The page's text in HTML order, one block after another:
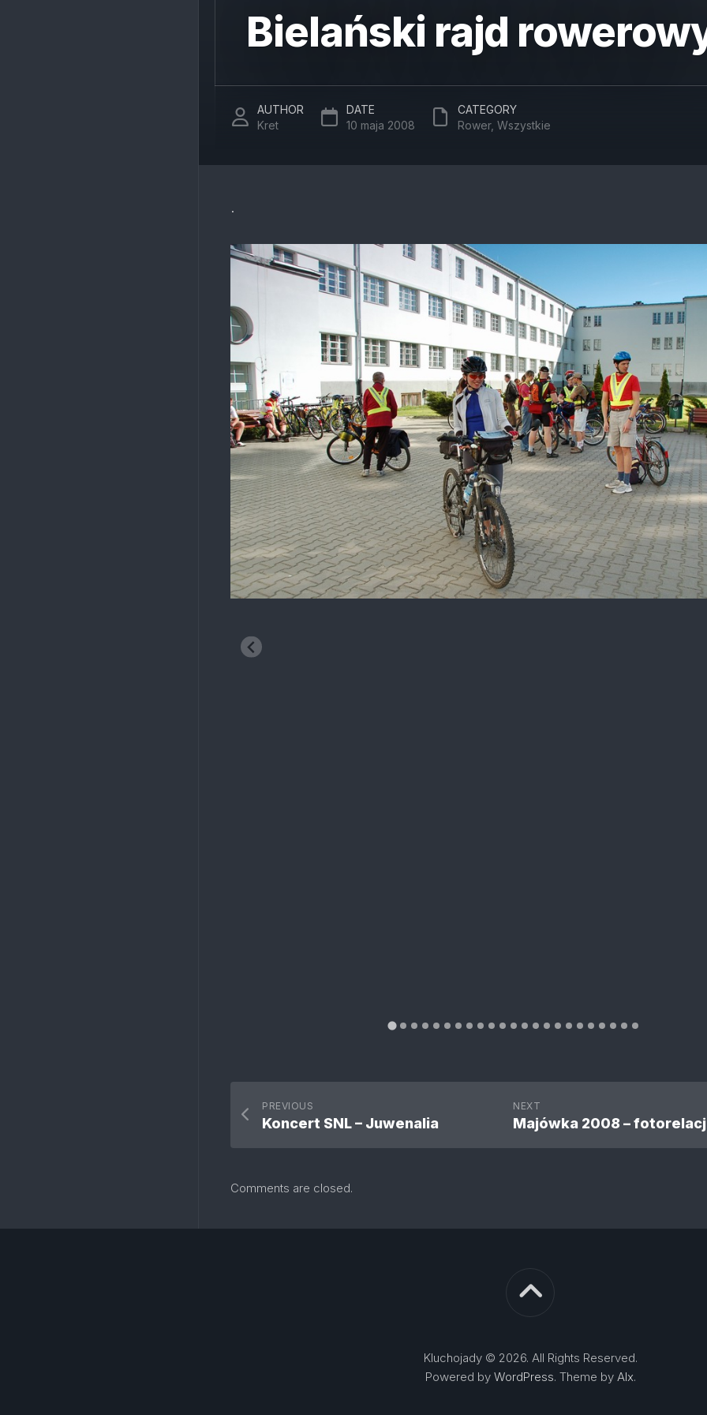
Bielański rajd
AUTHOR
Kret
DATE
10 maja 2008
CATEGORY
Rower, Wszystkie
.
NEXT
Majówka 2008 –
PREVIOUS
Koncert SNL – Juwenalia
Comments are closed.
Kluchojady © 2026. All Rights Reserved.
Powered by WordPress. Theme by Alx.